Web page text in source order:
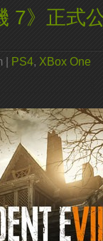
7》正式
| PS4, XBox One